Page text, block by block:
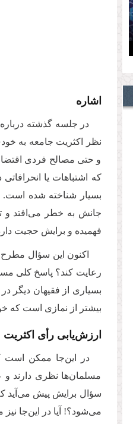
اشاره
در جلسه گذشته
نظر اکثریت جامعه به
و حتی مصالح فردی اقتضا
که اشتباهات یا
بسیار شناخته شده
جانش به خطر می‌افتد و
فهمیده و برایش حجیت
اکنون این سؤال
رعایت کند؟ پاسخ کلی
بسیاری از فقیهان دیگر
بیشتر از نمازی است که
ارزش‌یابی رأی اکثریت
در این‌جا ممکن است
مسلمان‌ها نظری دارند و
سؤال برایش پیش می‌آید
می‌شود؟! آیا در این‌جا نیز